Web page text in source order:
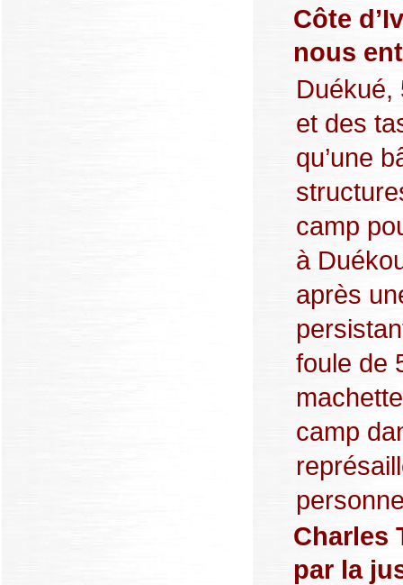
Côte
nous
Duékué,
et des
qu’une
camp
à
après
foule de
camp
Charles
par la